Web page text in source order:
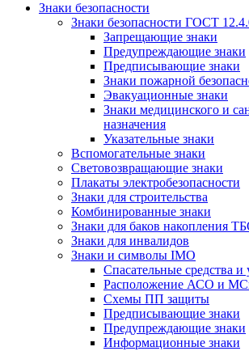
Знаки безопасности
Знаки безопасности ГОСТ
Запрещающие знаки
Предупреждающие знаки
Предписывающие знаки
Знаки пожарной
Эвакуационные знаки
Знаки медицинского и
назначения
Указательные знаки
Вспомогательные знаки
Световозвращающие знаки
Плакаты электробезопасности
Знаки для строительства
Комбинированные знаки
Знаки для баков накопления
Знаки для инвалидов
Знаки и символы IMO
Спасательные средства и
Расположение АСО и
Схемы ПП защиты
Предписывающие знаки
Предупреждающие знаки
Информационные знаки